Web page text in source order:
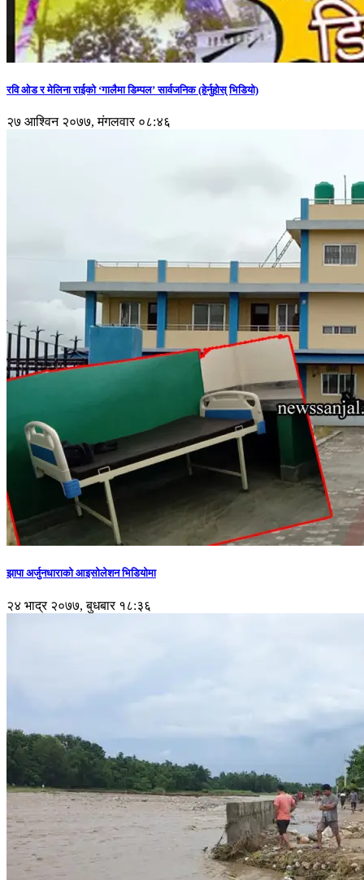
रवि ओड र मेलिना राईको ‘गालैमा डिम्पल’ सार्वजनिक (हेर्नुहोस् भिडियो)
२७ आश्विन २०७७, मंगलवार ०८:४६
झापा अर्जुनधाराको आइसोलेशन भिडियोमा
२४ भाद्र २०७७, बुधबार १८:३६